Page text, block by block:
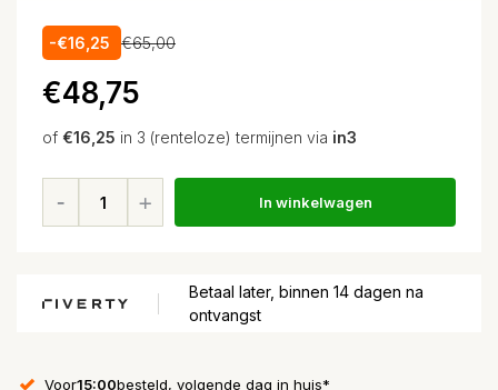
-€16,25 €65,00
€48,75
of €16,25 in 3 (renteloze) termijnen via in3
In winkelwagen
Betaal later, binnen 14 dagen na
ontvangst
Voor15:00besteld, volgende dag in huis*